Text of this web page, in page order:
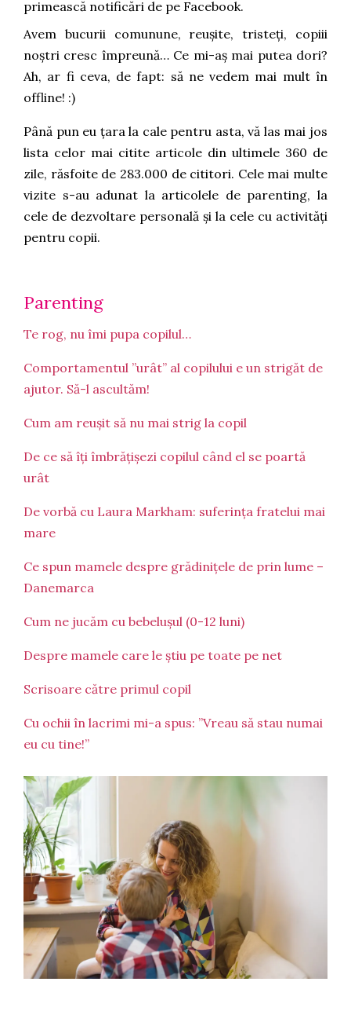
primească notificări de pe Facebook.
Avem bucurii comunune, reușite, tristeți, copiii
noștri cresc împreună… Ce mi-aș mai putea dori?
Ah, ar fi ceva, de fapt: să ne vedem mai mult în
offline! :)
Până pun eu țara la cale pentru asta, vă las mai jos
lista celor mai citite articole din ultimele 360 de
zile, răsfoite de 283.000 de cititori. Cele mai multe
vizite s-au adunat la articolele de parenting, la
cele de dezvoltare personală și la cele cu activități
pentru copii.
Parenting
Te rog, nu îmi pupa copilul…
Comportamentul ”urât” al copilului e un strigăt de
ajutor. Să-l ascultăm!
Cum am reușit să nu mai strig la copil
De ce să îți îmbrățișezi copilul când el se poartă
urât
De vorbă cu Laura Markham: suferința fratelui mai
mare
Ce spun mamele despre grădinițele de prin lume –
Danemarca
Cum ne jucăm cu bebelușul (0-12 luni)
Despre mamele care le știu pe toate pe net
Scrisoare către primul copil
Cu ochii în lacrimi mi-a spus: ”Vreau să stau numai
eu cu tine!”